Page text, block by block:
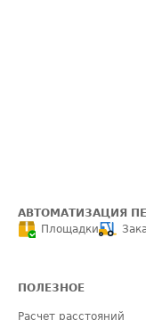
АВТОМАТИЗАЦИЯ
Площадки
ПОЛЕЗНОЕ
Расчет расстояний